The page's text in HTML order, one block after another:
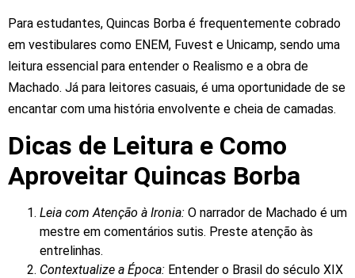
Para estudantes, Quincas Borba é frequentemente cobrado
em vestibulares como ENEM, Fuvest e Unicamp, sendo uma
leitura essencial para entender o Realismo e a obra de
Machado. Já para leitores casuais, é uma oportunidade de se
encantar com uma história envolvente e cheia de camadas.
Dicas de Leitura e Como
Aproveitar Quincas Borba
Leia com Atenção à Ironia: O narrador de Machado é um
mestre em comentários sutis. Preste atenção às
entrelinhas.
Contextualize a Época: Entender o Brasil do século XIX